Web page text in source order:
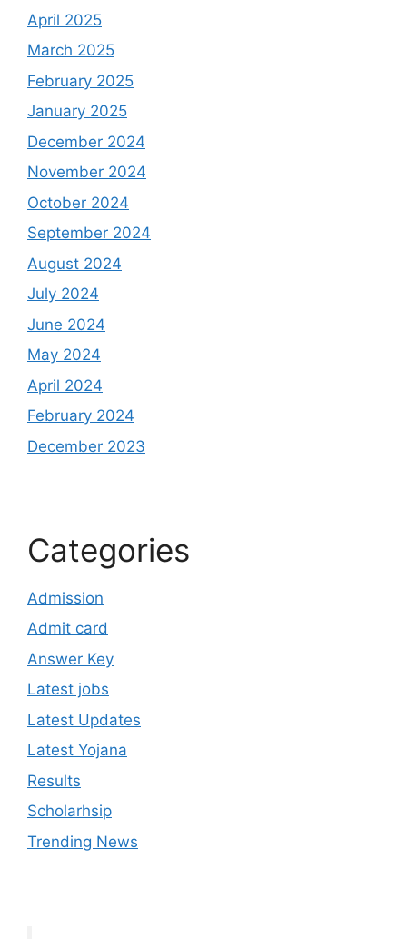
April 2025
March 2025
February 2025
January 2025
December 2024
November 2024
October 2024
September 2024
August 2024
July 2024
June 2024
May 2024
April 2024
February 2024
December 2023
Categories
Admission
Admit card
Answer Key
Latest jobs
Latest Updates
Latest Yojana
Results
Scholarhsip
Trending News